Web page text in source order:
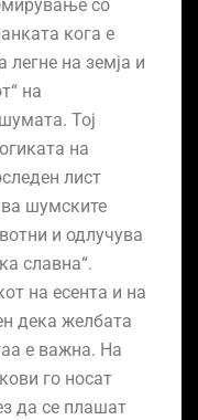
со
кога е
легне на земја и
на
Тој
на
лист
шумските
и одлучува
славна“.
на есента и на
дека желбата
е важна. На
го носат
да се плашат